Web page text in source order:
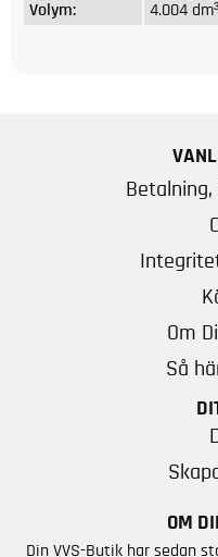
Volym:
4.004 dm³
Om
Så
OM
Din VVS-Butik har sedan